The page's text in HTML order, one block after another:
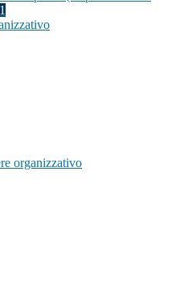
1
organizzativo